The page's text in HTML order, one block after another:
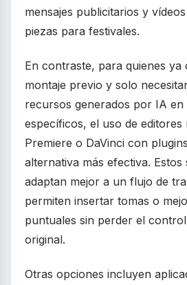
mensajes publicitarios y
piezas para festivales.
En contraste, para quienes
montaje previo y solo
recursos generados por IA en
específicos, el uso de editores
Premiere o DaVinci con
alternativa más efectiva. Estos
adaptan mejor a un flujo de
permiten insertar tomas o
puntuales sin perder el
original.
Otras opciones incluyen